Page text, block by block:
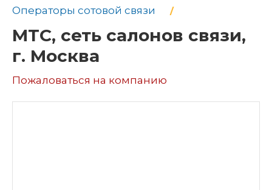
Операторы сотовой связи
МТС, сеть салонов связи,
г. Москва
Пожаловаться на компанию